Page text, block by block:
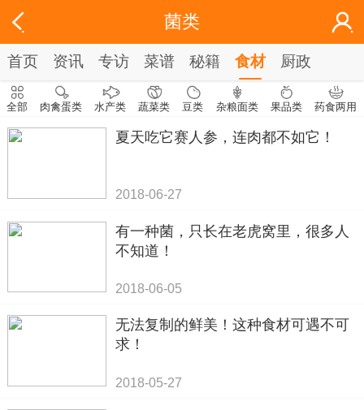
菌类
首页 资讯 专访 菜谱 秘籍 食材 厨政
全部 肉禽蛋类 水产类 蔬菜类 豆类 杂粮面类 果品类 药食两用
夏天吃它赛人参，连肉都不如它！
2018-06-27
有一种菌，只长在老虎窝里，很多人
不知道！
2018-06-05
无法复制的鲜美！这种食材可遇不可
求！
2018-05-27